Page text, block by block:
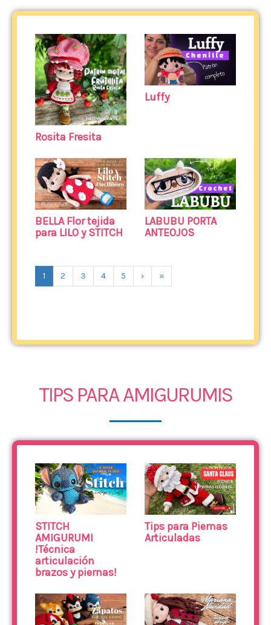
Rosita Fresita
Luffy
BELLA Flor tejida
para LILO y STITCH
LABUBU PORTA
ANTEOJOS
1 2 3 4 5 › »
TIPS PARA AMIGURUMIS
STITCH
AMIGURUMI
!Técnica
articulación
brazos y piernas!
Tips para Piernas
Articuladas